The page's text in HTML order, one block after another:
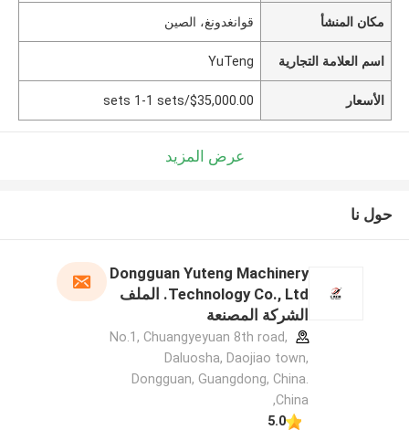
مكان المنشأ قوانغدونغ، الصين
اسم العلامة التجارية YuTeng
الأسعار $35,000.00/sets 1-1 sets
عرض المزيد
حول نا
Dongguan Yuteng Machinery
Technology Co., Ltd. الملف
الشركة المصنعة
No.1, Chuangyeyuan 8th road,
Daluosha, Daojiao town,
Dongguan, Guangdong, China.
,China
5.0